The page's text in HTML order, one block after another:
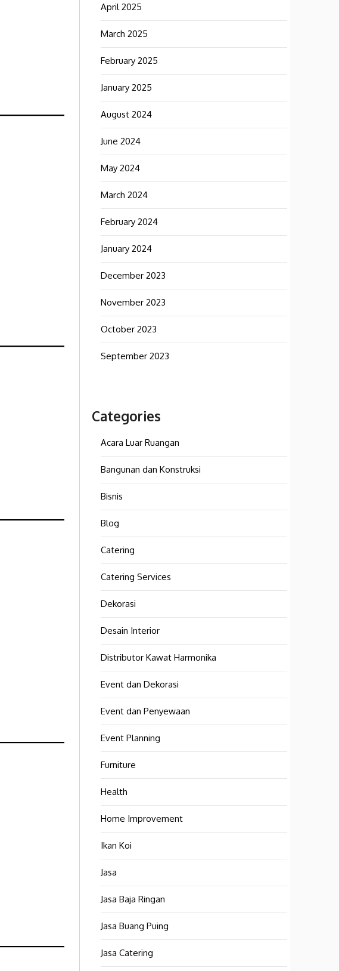
April 2025
March 2025
February 2025
January 2025
August 2024
June 2024
May 2024
March 2024
February 2024
January 2024
December 2023
November 2023
October 2023
September 2023
Categories
Acara Luar Ruangan
Bangunan dan Konstruksi
Bisnis
Blog
Catering
Catering Services
Dekorasi
Desain Interior
Distributor Kawat Harmonika
Event dan Dekorasi
Event dan Penyewaan
Event Planning
Furniture
Health
Home Improvement
Ikan Koi
Jasa
Jasa Baja Ringan
Jasa Buang Puing
Jasa Catering